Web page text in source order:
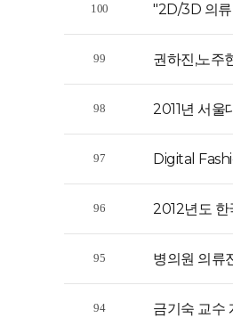
100 "2D/3D 의류
99 권하진,노주
98 2011년 서
97 Digital
96 2012년도 한
95 병의원 의류
94 금기숙 교수